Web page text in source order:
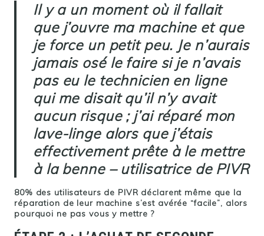
Il y a un moment où il fallait
que j’ouvre ma machine et que
je force un petit peu. Je n’aurais
jamais osé le faire si je n’avais
pas eu le technicien en ligne
qui me disait qu’il n’y avait
aucun risque ; j’ai réparé mon
lave-linge alors que j’étais
effectivement prête à le mettre
à la benne – utilisatrice de PIVR
80% des utilisateurs de PIVR déclarent même que la
réparation de leur machine s’est avérée “facile”, alors
pourquoi ne pas vous y mettre ?